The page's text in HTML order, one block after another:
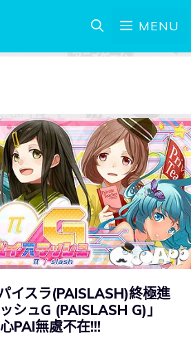
MENU
イスラ(PAISLASH)終極進
シュG (PAISLASH G)」
PAI無處不在!!!